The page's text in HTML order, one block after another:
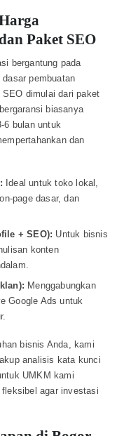
Paket SEO
bergantung pada
pembuatan
dimulai dari paket
biasanya
6 bulan untuk
dan
Ideal untuk toko lokal,
page dasar, dan
+ SEO): Untuk bisnis
konten
Menggabungkan
Google Ads untuk
bisnis Anda, kami
analisis kata kunci
UMKM kami
agar investasi